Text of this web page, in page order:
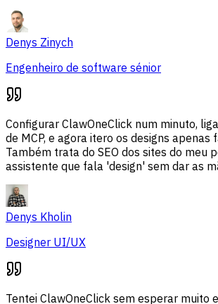
Denys Zinych
Engenheiro de software sénior
Configurar ClawOneClick num minuto,
de MCP, e agora itero os designs apenas
Também trata do SEO dos sites do meu
assistente que fala 'design' sem dar as
Denys Kholin
Designer UI/UX
Tentei ClawOneClick sem esperar muito